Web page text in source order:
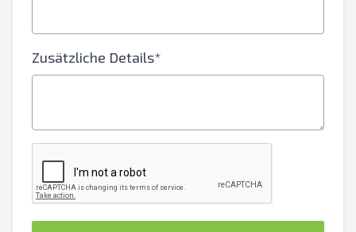
Zusätzliche Details*